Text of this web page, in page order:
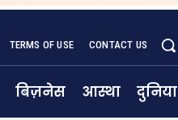
TERMS OF USE CONTACT US
बिज़नेस आस्था दुनिया